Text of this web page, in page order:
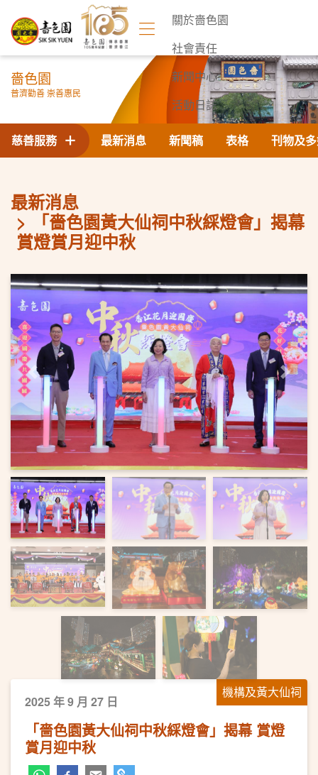
關於嗇色園
社會責任
新聞中心
活動日誌
聯絡我們
嗇色園
普濟勸善 崇善惠民
最新消息 新聞稿 表格 刊物及
慈善服務
最新消息
「嗇色園黃大仙祠中秋綵燈會」揭幕
賞燈賞月迎中秋
上一頁 下一頁
機構及黃大仙祠
2025 年 9 月 27 日
「嗇色園黃大仙祠中秋綵燈會」揭幕 賞燈
賞月迎中秋